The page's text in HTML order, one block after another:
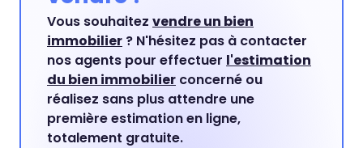
Vous souhaitez vendre un bien
immobilier ? N'hésitez pas à contacter
nos agents pour effectuer l'estimation
du bien immobilier concerné ou
réalisez sans plus attendre une
première estimation en ligne,
totalement gratuite.